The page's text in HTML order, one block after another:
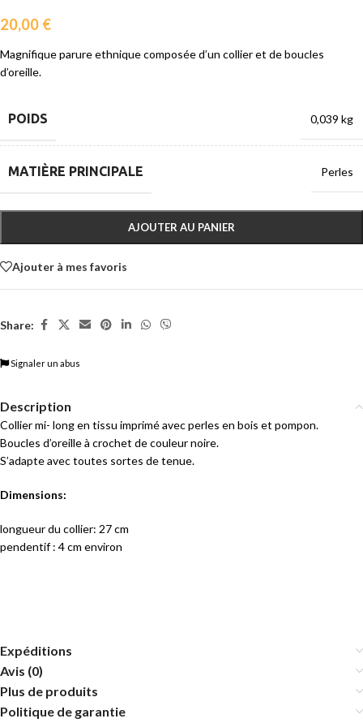
20,00 €
Magnifique parure ethnique composée d’un collier et de boucles
d’oreille.
POIDS 0,039 kg
MATIÈRE PRINCIPALE Perles
AJOUTER AU PANIER
Ajouter à mes favoris
Share:
Signaler un abus
Description
Collier mi- long en tissu imprimé avec perles en bois et pompon.
Boucles d’oreille à crochet de couleur noire.
S’adapte avec toutes sortes de tenue.
Dimensions:
longueur du collier: 27 cm
pendentif : 4 cm environ
Expéditions
Avis (0)
Plus de produits
Politique de garantie